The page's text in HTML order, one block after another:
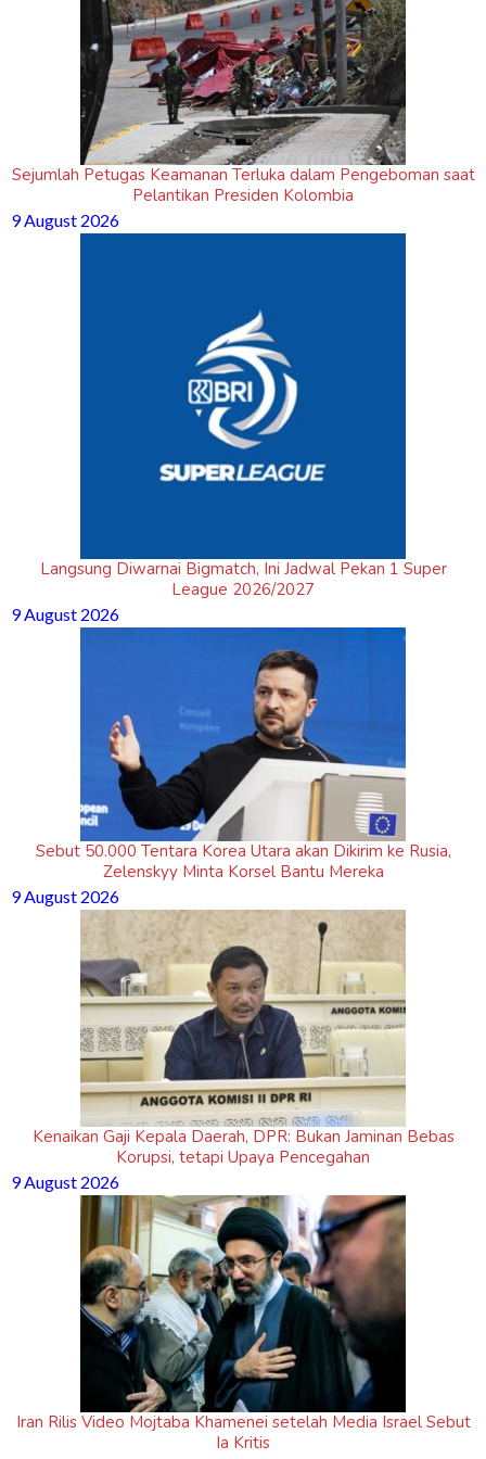
Sejumlah Petugas Keamanan Terluka dalam Pengeboman saat
Pelantikan Presiden Kolombia
9 August 2026
Langsung Diwarnai Bigmatch, Ini Jadwal Pekan 1 Super
League 2026/2027
9 August 2026
Sebut 50.000 Tentara Korea Utara akan Dikirim ke Rusia,
Zelenskyy Minta Korsel Bantu Mereka
9 August 2026
Kenaikan Gaji Kepala Daerah, DPR: Bukan Jaminan Bebas
Korupsi, tetapi Upaya Pencegahan
9 August 2026
Iran Rilis Video Mojtaba Khamenei setelah Media Israel Sebut
Ia Kritis